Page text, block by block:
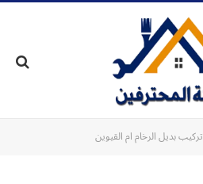
تركيب بديل الرخام ام القيوين